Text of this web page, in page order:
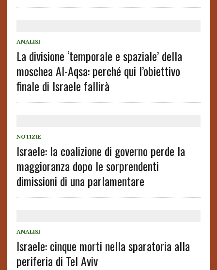
ANALISI
La divisione ‘temporale e spaziale’ della
moschea Al-Aqsa: perché qui l’obiettivo
finale di Israele fallirà
NOTIZIE
Israele: la coalizione di governo perde la
maggioranza dopo le sorprendenti
dimissioni di una parlamentare
ANALISI
Israele: cinque morti nella sparatoria alla
periferia di Tel Aviv